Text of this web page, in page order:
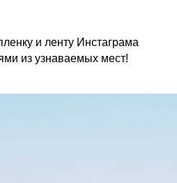
и ленту Инстаграма
из узнаваемых мест!